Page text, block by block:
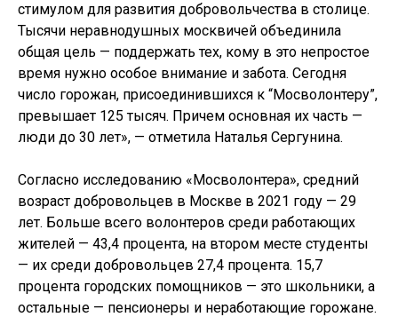
стимулом для развития добровольчества в столице.
Тысячи неравнодушных москвичей объединила
общая цель — поддержать тех, кому в это непростое
время нужно особое внимание и забота. Сегодня
число горожан, присоединившихся к “Мосволонтеру”,
превышает 125 тысяч. Причем основная их часть —
люди до 30 лет», — отметила Наталья Сергунина.
Согласно исследованию «Мосволонтера», средний
возраст добровольцев в Москве в 2021 году — 29
лет. Больше всего волонтеров среди работающих
жителей — 43,4 процента, на втором месте студенты
— их среди добровольцев 27,4 процента. 15,7
процента городских помощников — это школьники, а
остальные — пенсионеры и неработающие горожане.